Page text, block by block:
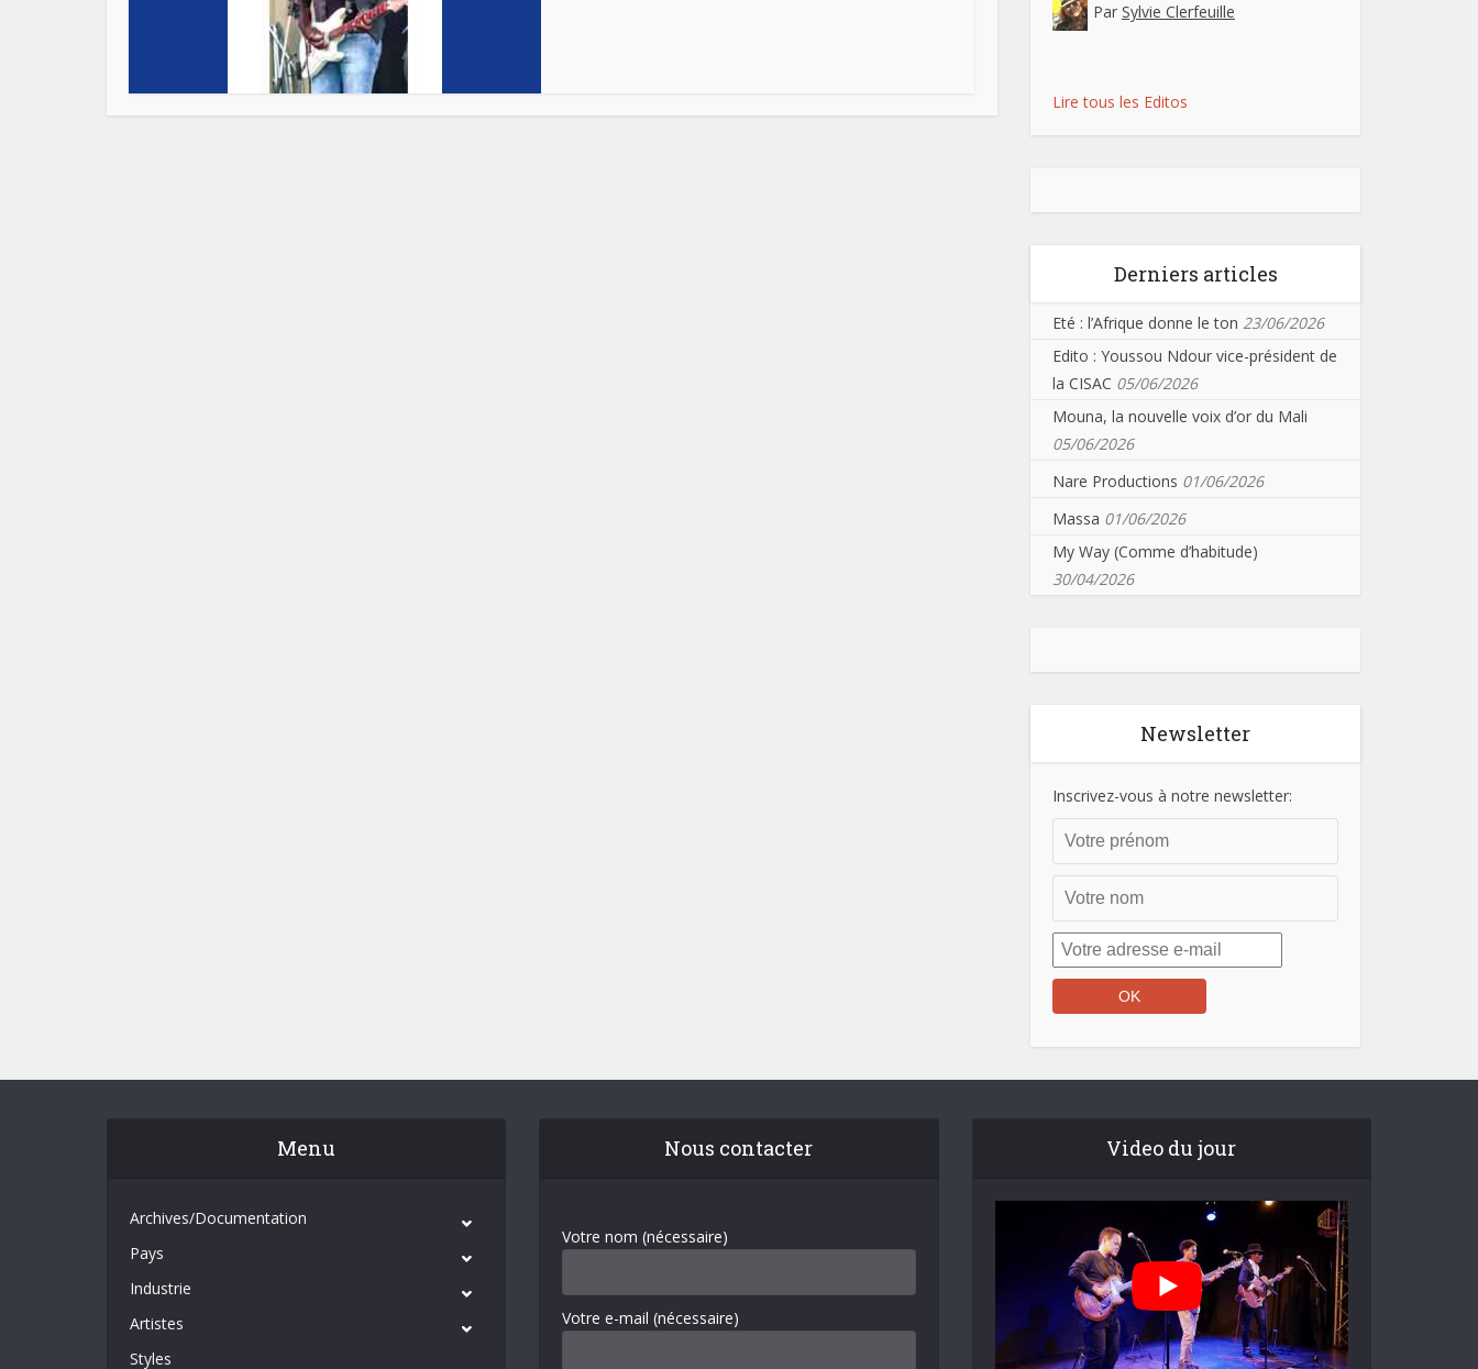
Par Sylvie Clerfeuille
Lire tous les Editos
Derniers articles
Eté : l’Afrique donne le ton 23/06/2026
Edito : Youssou Ndour vice-président de
la CISAC 05/06/2026
Mouna, la nouvelle voix d’or du Mali
05/06/2026
Nare Productions 01/06/2026
Massa 01/06/2026
My Way (Comme d’habitude)
30/04/2026
Newsletter
Inscrivez-vous à notre newsletter:
Menu
Archives/Documentation
Pays
Industrie
Artistes
Styles
Nous contacter
Votre nom (nécessaire)
Votre e-mail (nécessaire)
Video du jour